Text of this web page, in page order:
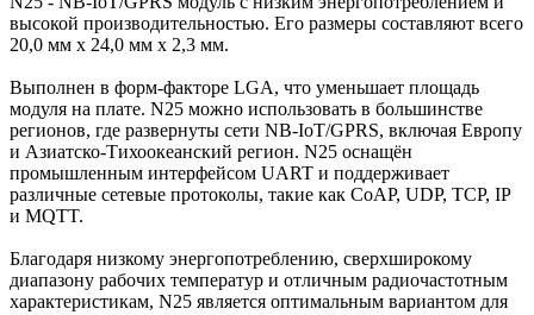
высокой производительностью. Его размеры составляют всего
20,0 мм x 24,0 мм x 2,3 мм.
Выполнен в форм-факторе LGA, что уменьшает площадь
модуля на плате. N25 можно использовать в большинстве
регионов, где развернуты сети NB-IoT/GPRS, включая Европу
и Азиатско-Тихоокеанский регион. N25 оснащён
промышленным интерфейсом UART и поддерживает
различные сетевые протоколы, такие как CoAP, UDP, TCP, IP
и MQTT.
Благодаря низкому энергопотреблению, сверхширокому
диапазону рабочих температур и отличным радиочастотным
характеристикам, N25 является оптимальным вариантом для